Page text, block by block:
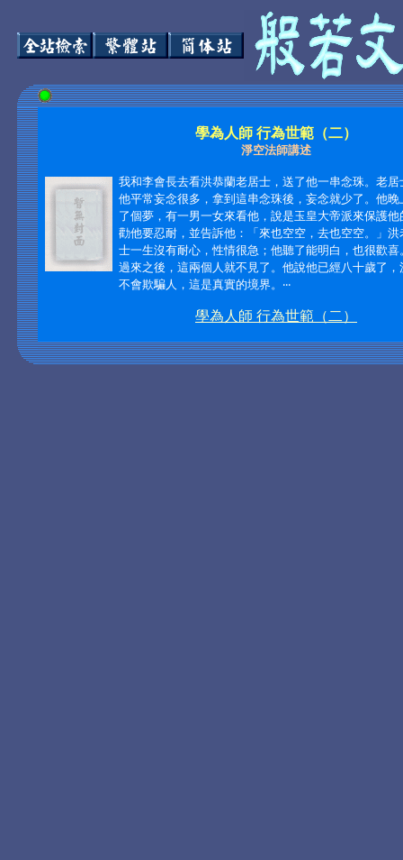
學為人師 行為世範（二）
淨空法師講述
我和李會長去看洪恭蘭老居士，送了他一串念珠。老居
他平常妄念很多，拿到這串念珠後，妄念就少了。他晚
了個夢，有一男一女來看他，說是玉皇大帝派來保護他
勸他要忍耐，並告訴他：「來也空空，去也空空。」洪
士一生沒有耐心，性情很急；他聽了能明白，也很歡喜
過來之後，這兩個人就不見了。他說他已經八十歲了，
不會欺騙人，這是真實的境界。‧‧‧
學為人師 行為世範（二）